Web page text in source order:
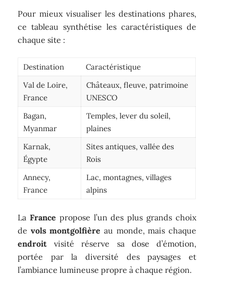
Pour mieux visualiser les destinations phares,
ce tableau synthétise les caractéristiques de
chaque site :
Destination
Caractéristique
Val de Loire,
France
Châteaux, fleuve, patrimoine
UNESCO
Bagan,
Myanmar
Temples, lever du soleil,
plaines
Karnak,
Égypte
Sites antiques, vallée des
Rois
Annecy,
France
Lac, montagnes, villages
alpins
LaFrance propose l’un des plus grands choix
de vols montgolfière au monde, mais chaque
endroit visité réserve sa dose d’émotion,
portée par la diversité des paysages et
l’ambiance lumineuse propre à chaque région.